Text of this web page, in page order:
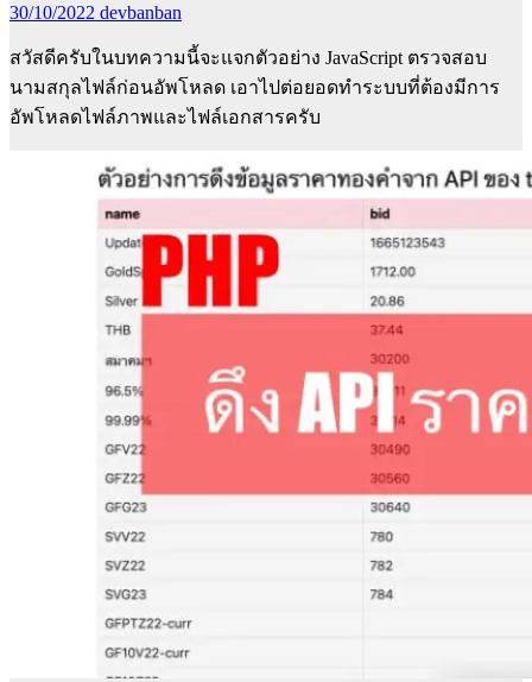
30/10/2022 devbanban
สวัสดีครับในบทความนี้จะแจกตัวอย่าง JavaScript ตรวจสอบ
นามสกุลไฟล์ก่อนอัพโหลด เอาไปต่อยอดทำระบบที่ต้องมีการ
อัพโหลดไฟล์ภาพและไฟล์เอกสารครับ